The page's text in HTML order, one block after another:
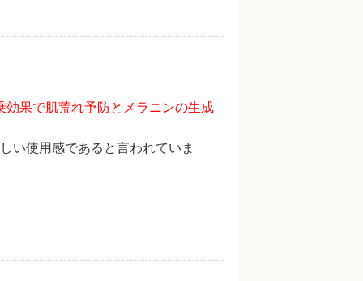
効果で肌荒れ予防とメラニンの生成
い使用感であると言われていま